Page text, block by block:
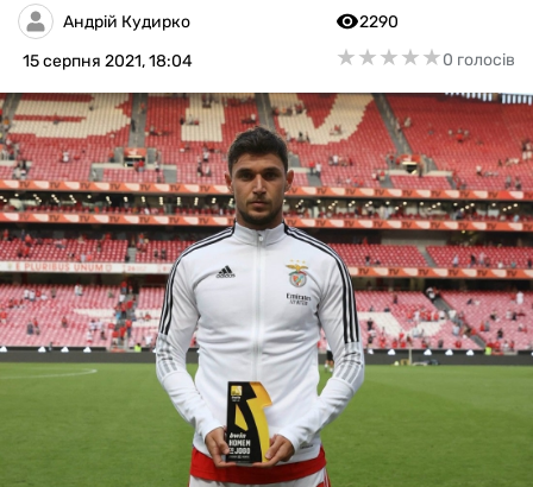
РІЗНЕ
БУКМЕКЕРИ
Андрій Кудирко
15 серпня 2021, 18:04
2290
★★★★★
★★★★★0 голосів